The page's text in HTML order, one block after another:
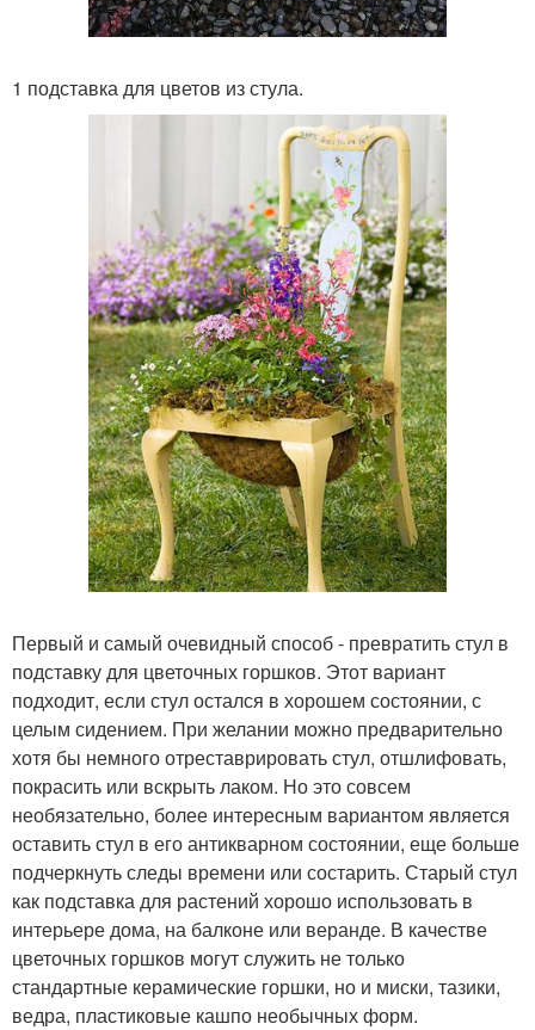
1 подставка для цветов из стула.
Первый и самый очевидный способ - превратить стул в
подставку для цветочных горшков. Этот вариант
подходит, если стул остался в хорошем состоянии, с
целым сидением. При желании можно предварительно
хотя бы немного отреставрировать стул, отшлифовать,
покрасить или вскрыть лаком. Но это совсем
необязательно, более интересным вариантом является
оставить стул в его антикварном состоянии, еще больше
подчеркнуть следы времени или состарить. Старый стул
как подставка для растений хорошо использовать в
интерьере дома, на балконе или веранде. В качестве
цветочных горшков могут служить не только
стандартные керамические горшки, но и миски, тазики,
ведра, пластиковые кашпо необычных форм.